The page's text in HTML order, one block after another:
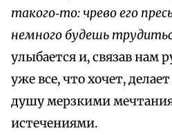
такого‑то: чрево его
немного будешь
улыбается и, связав нам
уже все, что хочет,
душу мерзкими
истечениями.